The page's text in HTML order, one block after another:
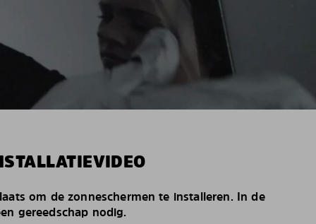
om de zonneschermen te installeren. In de
gereedschap nodig.